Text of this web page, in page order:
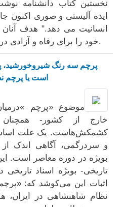
نخستین کتاب دانشنامه
ایده آلیستی و صوری اکنون
انسانیت می دهد." هدف
خود را برای رفاه و آزادی در دسترس همه قرار دهند.
پرچم سه رنگ شیر‌و‌خورشید،
است یا پرچم
موضوع «پرچم
خارج از کشور-
کشمکش‌هاست. یک علت
و سردرگمی، آگاهی اندک از
بویژه در دوره معاصر است. این
تاریخی- بویژه اسناد
اثبات این می‌‌کوشد که:
نظام شاهنشاهی در ایران،